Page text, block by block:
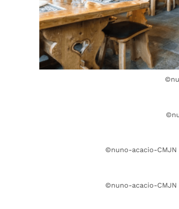
©nuno-acacio-CMJN
©nuno-acacio-CMJN